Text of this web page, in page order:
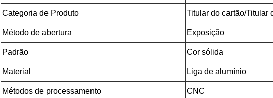
Categoria de Produto Titular do cartão/Titular
Método de abertura Exposição
Padrão Cor sólida
Material Liga de alumínio
Métodos de processamento CNC